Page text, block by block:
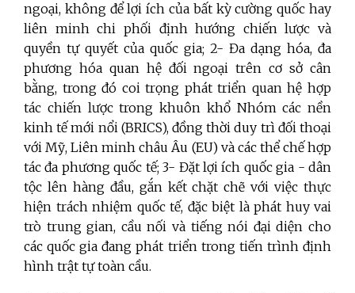
ngoại, không để lợi ích của bất kỳ cường quốc hay
liên minh chi phối định hướng chiến lược và
quyền tự quyết của quốc gia; 2- Đa dạng hóa, đa
phương hóa quan hệ đối ngoại trên cơ sở cân
bằng, trong đó coi trọng phát triển quan hệ hợp
tác chiến lược trong khuôn khổ Nhóm các nền
kinh tế mới nổi (BRICS), đồng thời duy trì đối thoại
với Mỹ, Liên minh châu Âu (EU) và các thể chế hợp
tác đa phương quốc tế; 3- Đặt lợi ích quốc gia - dân
tộc lên hàng đầu, gắn kết chặt chẽ với việc thực
hiện trách nhiệm quốc tế, đặc biệt là phát huy vai
trò trung gian, cầu nối và tiếng nói đại diện cho
các quốc gia đang phát triển trong tiến trình định
hình trật tự toàn cầu.